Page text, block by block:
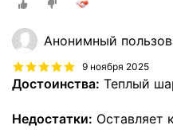
Анонимный
9 ноября 2025
Достоинства: Теплый
Недостатки: Оставляет